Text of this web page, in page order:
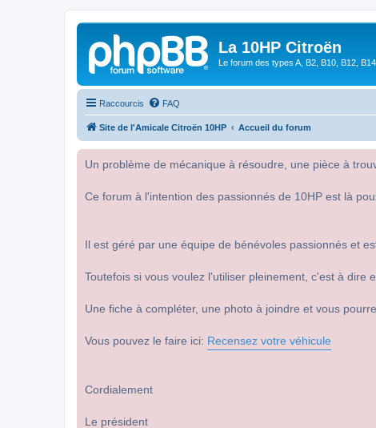
La 10HP Citroën
Le forum des types A, B2, B10, B12,
Raccourcis FAQ
Site de l'Amicale Citroën 10HP Accueil du forum
Un problème de mécanique à résoudre, une pièce à
Ce forum à l'intention des passionnés de 10HP est là
Il est géré par une équipe de bénévoles passionnés et
Toutefois si vous voulez l'utiliser pleinement, c'est à dire
Une fiche à compléter, une photo à joindre et vous
Vous pouvez le faire ici: Recensez votre véhicule
Cordialement
Le président